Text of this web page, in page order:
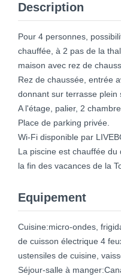
Description
Pour 4 personnes,
chauffée, à 2 pas de la
maison avec rez de
Rez de chaussée, entrée
donnant sur terrasse plein
A l'étage, palier, 2
Place de parking privée.
Wi-Fi disponible par
La piscine est chauffée
la fin des vacances de la
Equipement
Cuisine:micro-ondes,
de cuisson électrique 4
ustensiles de cuisine,
Séjour-salle à